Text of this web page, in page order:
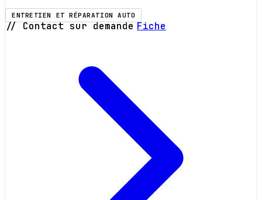
ENTRETIEN ET RÉPARATION AUTO
// Contact sur demande Fiche